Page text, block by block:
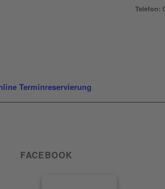
Telefon:
Terminreservierung
FACEBOOK